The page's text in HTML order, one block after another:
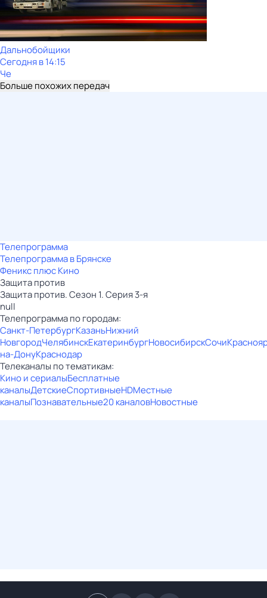
Дальнобойщики
Сегодня в 14:15
Че
Больше похожих передач
Телепрограмма
Телепрограмма в Брянске
Феникс плюс Кино
Защита против
Защита против. Сезон 1. Серия 3-я
null
Телепрограмма по городам:
Санкт-ПетербургКазаньНижний
НовгородЧелябинскЕкатеринбургНовосибирскСочи
на-ДонуКраснодар
Телеканалы по тематикам:
Кино и сериалыБесплатные
каналыДетскиеСпортивныеHDМестные
каналыПознавательные20 каналовНовостные